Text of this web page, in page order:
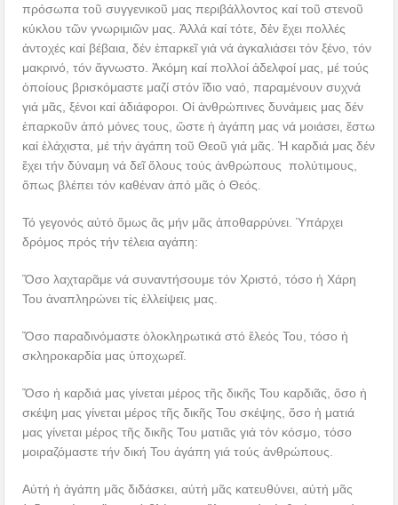
πρόσωπα τοῦ συγγενικοῦ μας περιβάλλοντος καί τοῦ στενοῦ
κύκλου τῶν γνωριμιῶν μας. Ἀλλά καί τότε, δἐν ἔχει πολλές
ἀντοχές καί βέβαια, δέν ἐπαρκεῖ γιά νά ἀγκαλιάσει τόν ξένο, τόν
μακρινό, τόν ἄγνωστο. Ἀκόμη καί πολλοί ἀδελφοί μας, μέ τούς
ὁποίους βρισκόμαστε μαζί στόν ἴδιο ναό, παραμένουν συχνά
γιά μᾶς, ξένοι καί ἀδιάφοροι. Οἱ ἀνθρώπινες δυνάμεις μας δέν
ἐπαρκοῦν ἀπό μόνες τους, ὥστε ἡ ἀγάπη μας νά μοιάσει, ἔστω
καί ἐλάχιστα, μέ τήν ἀγάπη τοῦ Θεοῦ γιά μᾶς. Ἡ καρδιά μας δέν
ἔχει τήν δύναμη νά δεῖ ὅλους τούς ἀνθρώπους πολύτιμους,
ὅπως βλέπει τόν καθέναν ἀπό μᾶς ὁ Θεός.
Τό γεγονός αὐτό ὅμως ἄς μήν μᾶς ἀποθαρρύνει. Ὑπάρχει
δρόμος πρός τήν τέλεια αγάπη:
Ὅσο λαχταρᾶμε νά συναντήσουμε τόν Χριστό, τόσο ἡ Χάρη
Του ἀναπληρώνει τίς ἐλλείψεις μας.
Ὅσο παραδινόμαστε ὁλοκληρωτικά στό ἔλεός Του, τόσο ἡ
σκληροκαρδία μας ὑποχωρεῖ.
Ὅσο ἡ καρδιά μας γίνεται μέρος τῆς δικῆς Του καρδιᾶς, ὅσο ἡ
σκέψη μας γίνεται μέρος τῆς δικῆς Του σκέψης, ὅσο ἡ ματιά
μας γίνεται μέρος τῆς δικῆς Του ματιᾶς γιά τόν κόσμο, τόσο
μοιραζόμαστε τήν δική Του ἀγάπη γιά τούς ἀνθρώπους.
Αὐτή ἡ ἀγάπη μᾶς διδάσκει, αὐτή μᾶς κατευθύνει, αὐτή μᾶς